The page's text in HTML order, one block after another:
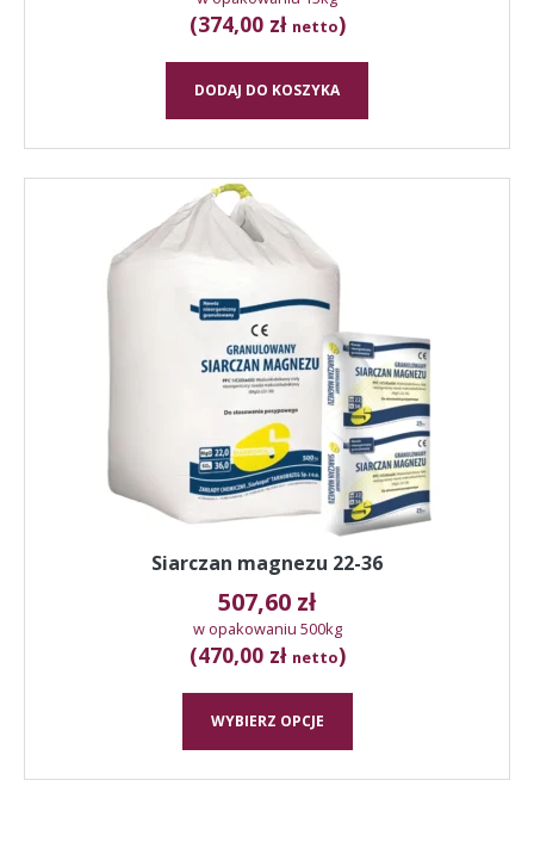
(374,00 zł netto)
DODAJ DO KOSZYKA
Siarczan magnezu 22-36
507,60 zł
w opakowaniu 500kg
(470,00 zł netto)
WYBIERZ OPCJE
produkt
ma
wiele
wariantów.
Opcje
można
wybrać
na
stronie
produktu